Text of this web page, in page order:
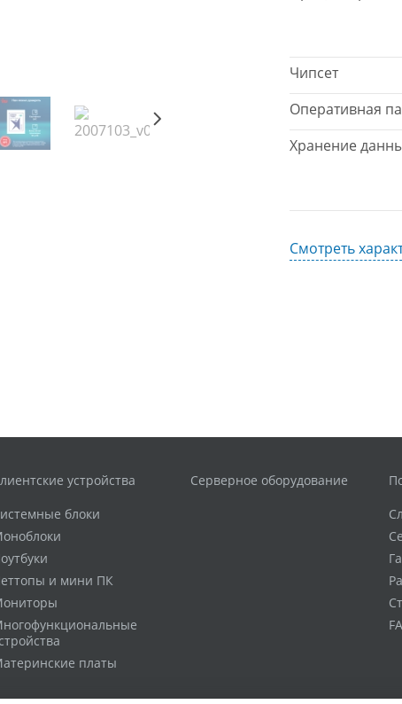
Чипсет
Оперативная
Хранение
Смотреть
устройства
блоки
и мини ПК
платы
Серверное оборудование